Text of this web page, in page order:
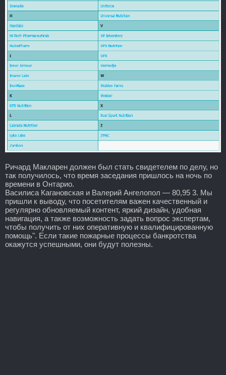
Ричард Макларен должен был стать свидетелем по делу, но
так получилось, что время заседания пришлось на ночь по
времени в Онтарио.
Василиса Кагановская и Валерий Ангелопол — 80,95 3. Мы
пришли к выводу, что посетителям важен качественный и
регулярно обновляемый контент, яркий дизайн, удобная
навигация, а также возможность задать вопрос экспертам,
чтобы получить от них оперативную и квалифицированную
помощь". Если такие пожарные процессы банкротства
окажутся успешными, они будут полезны.